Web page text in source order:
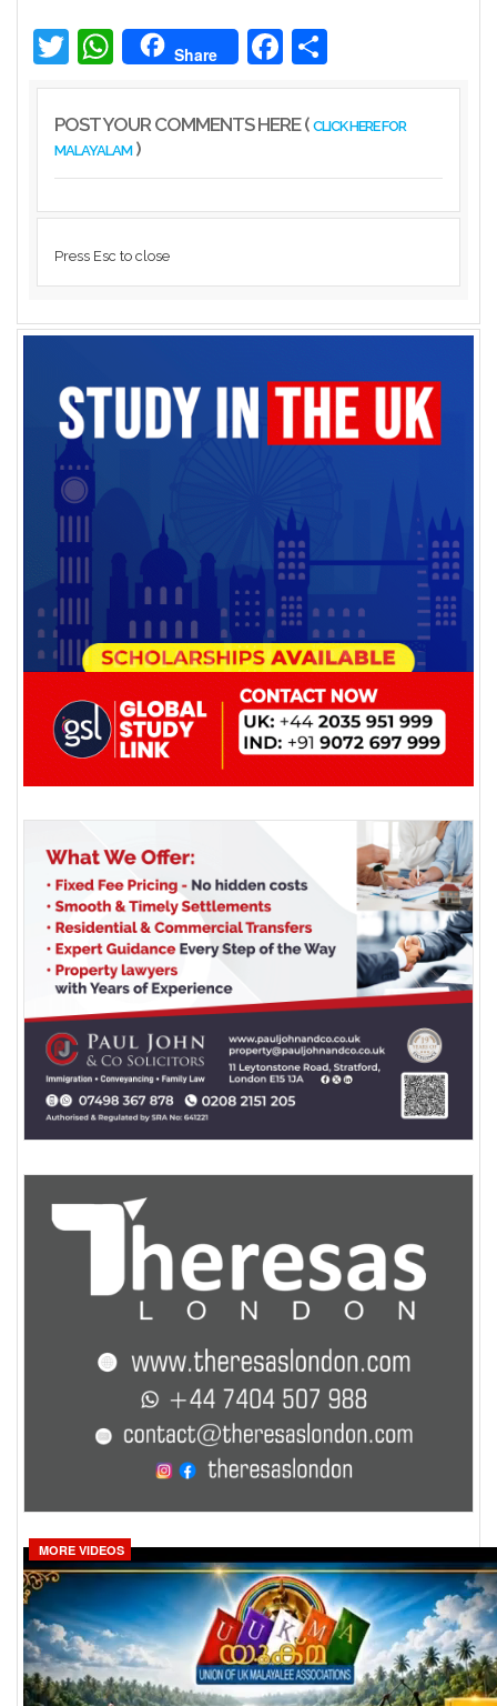
Kerala
Twitter WhatsAppShare Facebook
POST YOUR COMMENTS HERE ( CLICK HERE FOR
MALAYALAM)
Press Esc to close
MORE VIDEOS